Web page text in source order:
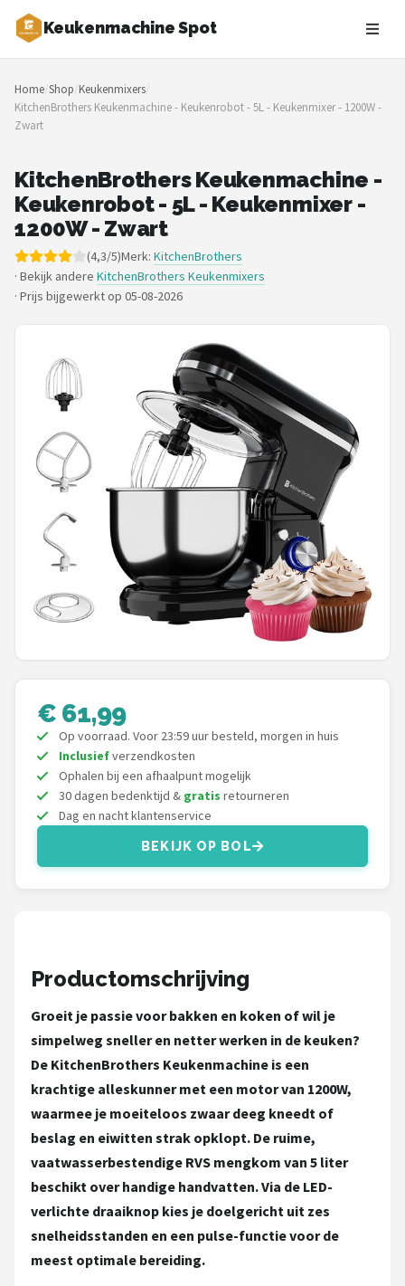
Keukenmachine Spot
Zoeken
NAVIGATIE
Shop
Merken
Blog
MasterChef
Restaurants
Staafmixers
Juicers
Shop
POPULAIRE MERKEN
Kenwood
Moulinex
Magimix
Braun
Bardi
Bartscher
Nutribullet
Home/Shop/Keukenmixers/
KitchenBrothers Keukenmachine - Keukenrobot - 5L - Keukenmixer - 1200W -
Zwart
KitchenBrothers Keukenmachine -
Keukenrobot - 5L - Keukenmixer -
1200W - Zwart
(4,3/5)Merk: KitchenBrothers
· Bekijk andere KitchenBrothers Keukenmixers
· Prijs bijgewerkt op 05-08-2026
€ 61,99
Op voorraad. Voor 23:59 uur besteld, morgen in huis
Inclusiefverzendkosten
Ophalen bij een afhaalpunt mogelijk
30 dagen bedenktijd & gratis retourneren
Dag en nacht klantenservice
BEKIJK OP BOL
Productomschrijving
Groeit je passie voor bakken en koken of wil je
simpelweg sneller en netter werken in de keuken?
De KitchenBrothers Keukenmachine is een
krachtige alleskunner met een motor van 1200W,
waarmee je moeiteloos zwaar deeg kneedt of
beslag en eiwitten strak opklopt. De ruime,
vaatwasserbestendige RVS mengkom van 5 liter
beschikt over handige handvatten. Via de LED-
verlichte draaiknop kies je doelgericht uit zes
snelheidsstanden en een pulse-functie voor de
meest optimale bereiding.